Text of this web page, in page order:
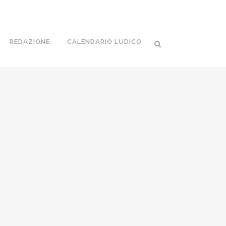
REDAZIONE CALENDARIO LUDICO